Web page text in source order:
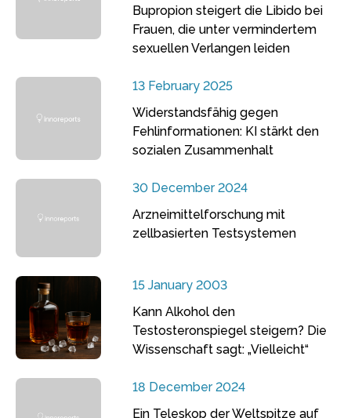
Bupropion steigert die Libido bei
Frauen, die unter vermindertem
sexuellen Verlangen leiden
13 February 2025
Widerstandsfähig gegen
Fehlinformationen: KI stärkt den
sozialen Zusammenhalt
30 December 2024
Arzneimittelforschung mit
zellbasierten Testsystemen
15 January 2003
Kann Alkohol den
Testosteronspiegel steigern? Die
Wissenschaft sagt: „Vielleicht“
18 December 2024
Ein Teleskop der Weltspitze auf